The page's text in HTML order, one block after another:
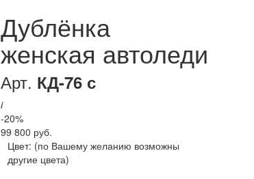
Дублёнка
женская автоледи
Арт. КД-76 с
i
-20%
99 800 руб.
Цвет: (по Вашему желанию возможны
другие цвета)